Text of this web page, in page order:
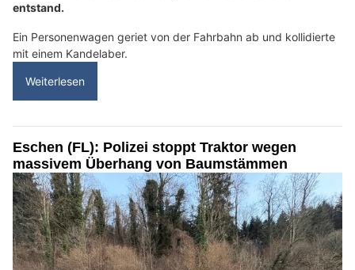
entstand.
Ein Personenwagen geriet von der Fahrbahn ab und kollidierte
mit einem Kandelaber.
Weiterlesen
Eschen (FL): Polizei stoppt Traktor wegen
massivem Überhang von Baumstämmen